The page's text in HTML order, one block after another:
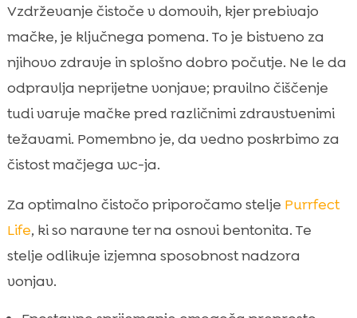
Vzdrževanje čistoče v domovih, kjer prebivajo
mačke, je ključnega pomena. To je bistveno za
njihovo zdravje in splošno dobro počutje. Ne le da
odpravlja neprijetne vonjave; pravilno čiščenje
tudi varuje mačke pred različnimi zdravstvenimi
težavami. Pomembno je, da vedno poskrbimo za
čistost mačjega wc-ja.
Za optimalno čistočo priporočamo stelje Purrfect
Life, ki so naravne ter na osnovi bentonita. Te
stelje odlikuje izjemna sposobnost nadzora
vonjav.